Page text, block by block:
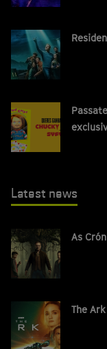
Latest news
As
The Ark